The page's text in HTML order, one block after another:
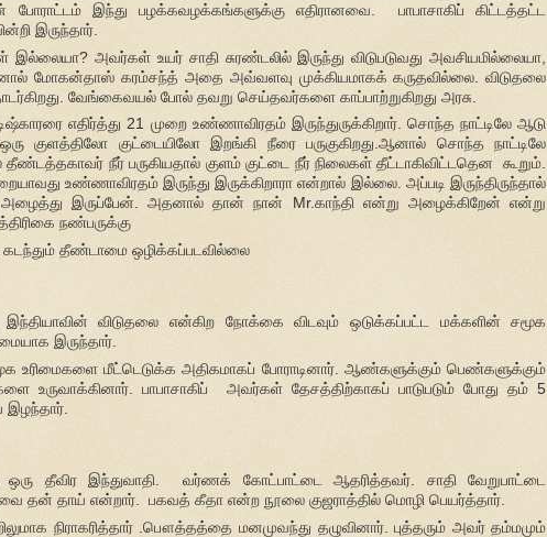
போராட்டம் இந்து பழக்கவழக்கங்களுக்கு எதிரானவை.
பாபாசாகிப் கிட்டத்தட்ட
இருந்தார்.
அவர்கள் உயர் சாதி சுரண்டலில் இருந்து விடுபடுவது அவசியமில்லையா,
மோகன்தாஸ் கரம்சந்த் அதை அவ்வளவு முக்கியமாகக் கருதவில்லை. விடுதலை
வேங்கைவயல் போல் தவறு செய்தவர்களை காப்பாற்றுகிறது அரசு.
எதிர்த்து 21 முறை உண்ணாவிரதம் இருந்துருக்கிறார். சொந்த நாட்டிலே ஆடு
குளத்திலோ குட்டையிலோ இறங்கி நீரை பருகுகிறது.ஆனால் சொந்த நாட்டிலே
தீண்டத்தகாவர் நீர் பருகியதால் குளம் குட்டை நீர் நிலைகள் தீட்டாகிவிட்டதென கூறும்.
உண்ணாவிரதம் இருந்து இருக்கிறாரா என்றால் இல்லை. அப்படி இருந்திருந்தால்
இருப்பேன். அதனால் தான் நான் Mr.காந்தி என்று அழைக்கிறேன் என்று
நண்பருக்கு
கடந்தும் தீண்டாமை ஒழிக்கப்படவில்லை
விடுதலை என்கிற நோக்கை விடவும் ஒடுக்கப்பட்ட மக்களின் சமூக
இருந்தார்.
உரிமைகளை மீட்டெடுக்க அதிகமாகப் போராடினார். ஆண்களுக்கும் பெண்களுக்கும்
உருவாக்கினார். பாபாசாகிப் அவர்கள் தேசத்திற்காகப் பாடுபடும் போது தம் 5
தீவிர இந்துவாதி. வர்ணக் கோட்பாட்டை ஆதரித்தவர். சாதி வேறுபாட்டை
தன் தாய் என்றார். பகவத் கீதா என்ற நூலை குஜராத்தில் மொழி பெயர்த்தார்.
நிராகரித்தார் .பௌத்தத்தை மனமுவந்து தழுவினார். புத்தரும் அவர் தம்மமும்